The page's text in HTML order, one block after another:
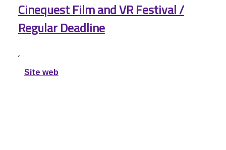
Cinequest Film and VR Festival /
Regular Deadline
,
Site web